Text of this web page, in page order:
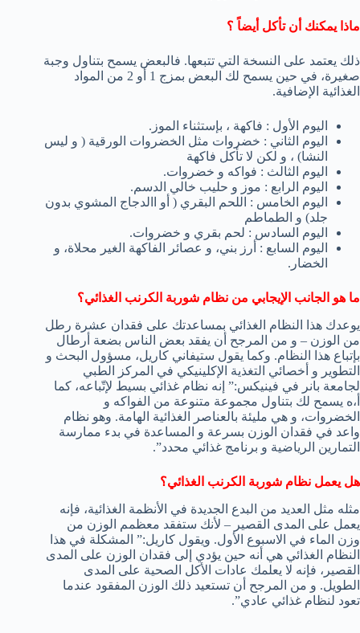
ماذا يمكنك أن تأكل أيضاً ؟
ذلك يعتمد على النسخة التي تتبعها. فالبعض يسمح بتناول وجبة
صغيرة، في حين يسمح لك البعض بمزج 1 أو 2 من المواد
الغذائية الإضافية.
اليوم الأول : فاكهة ، بإستثناء الموز.
اليوم الثاني : خضروات مثل الخضروات الورقية ( و ليس
النشا) ، و لكن لا تأكل فاكهة
اليوم الثالث : فواكه و خضروات.
اليوم الرابع : موز و حليب خالي الدسم.
اليوم الخامس : اللحم البقري ( أو االدجاج المشوي بدون
جلد) و الطماطم
اليوم السادس : لحم بقري و خضروات.
اليوم السابع : أرز بني، و عصائر الفاكهة الغير محلاة، و
الخضار.
ما هو الجانب الإيجابي من نظام شوربة الكرنب الغذائي؟
يوعدك هذا النظام الغذائي بمساعدتك على فقدان عشرة رطل
من الوزن – و من المرجح أن يفقد بعض الناس بضعة أرطال
بإتباع هذا النظام. وكما يقول ستيفاني كاريل، مسؤول البحث و
التطوير و أخصائي التغذية الإكلينيكي في المركز الطبي
لجامعة بانر في فينيكس:” إنه نظام غذائي بسيط لإتّباعه، كما
أ،ه يسمح لك بتناول مجموعة متنوعة من الفواكه و
الخضروات، و هي مليئة بالعناصر الغذائية الهامة. وهو نظام
واعد في فقدان الوزن بسرعة و المساعدة في بدء ممارسة
التمارين الرياضية و برنامج غذائي محدد”.
هل يعمل نظام شوربة الكرنب الغذائي؟
مثله مثل العديد من البدع الجديدة في الأنظمة الغذائية، فإنه
يعمل على المدى القصير – لأنك ستفقد معظمم الوزن من
وزن الماء في الاسبوع الأول. ويقول كاريل:” المشكلة في هذا
النظام الغذائي هي أنه حين يؤدي إلى فقدان الوزن على المدى
القصير، فإنه لا يعلمك عادات الأكل الصحية على المدى
الطويل. و من المرجح أن تستعيد ذلك الوزن المفقود عندما
تعود لنظام غذائي عادي”.